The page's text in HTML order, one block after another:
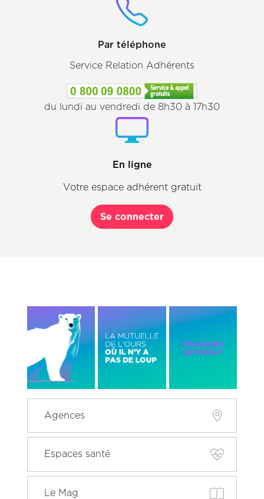
Par téléphone
Service Relation Adhérents
du lundi au vendredi de 8h30 à 17h30
En ligne
Votre espace adhérent gratuit
Se connecter
gauche
Image
Droite
Pied
de
page
principal
Agences
Espaces santé
Le Mag